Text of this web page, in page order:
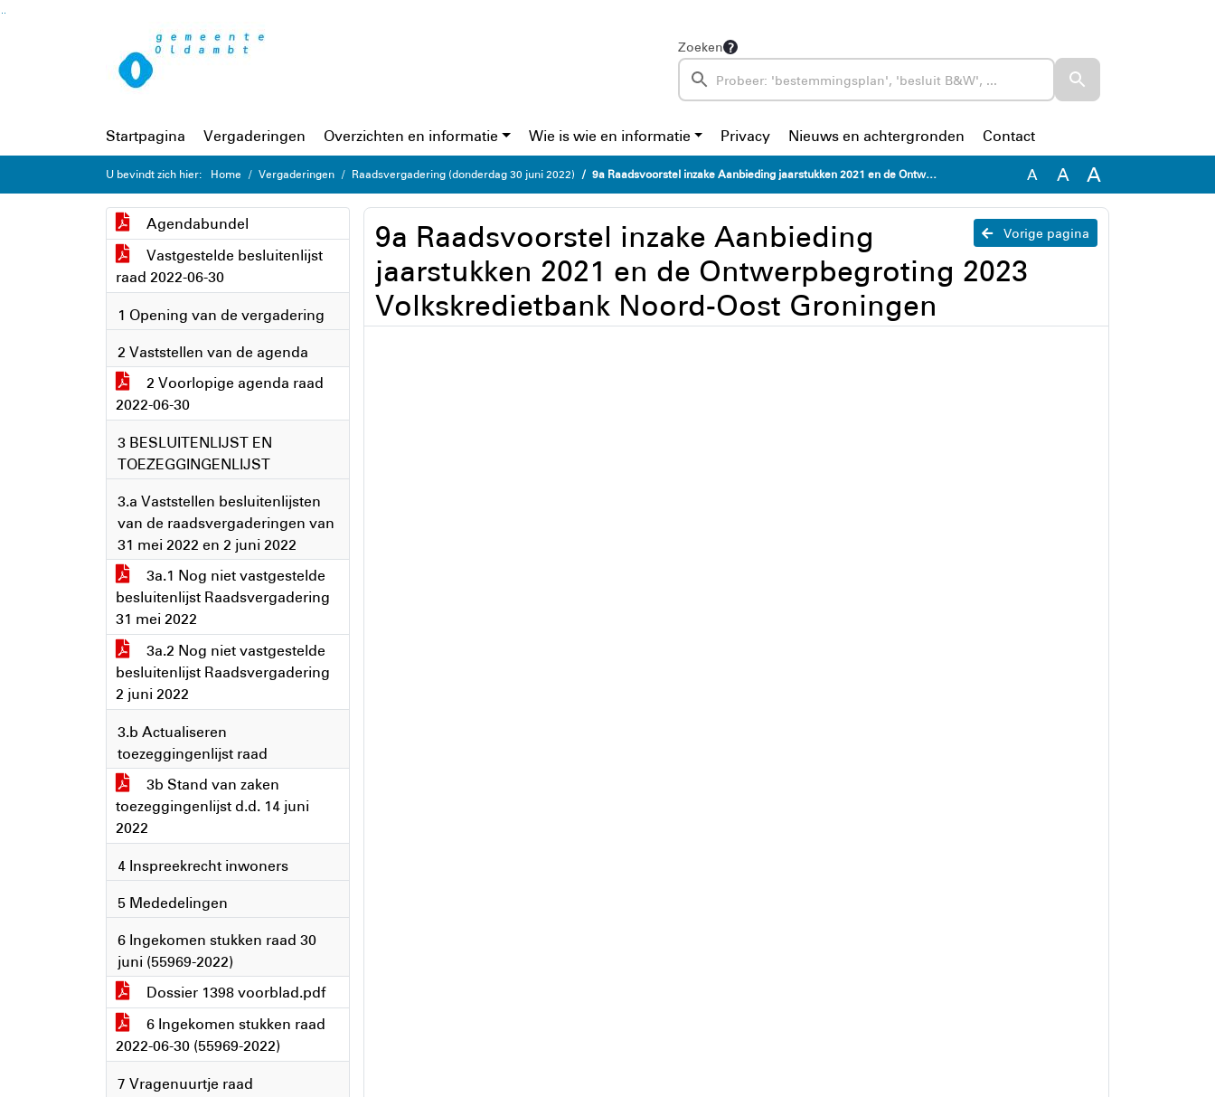
Zoeken
Startpagina Vergaderingen Overzichten en informatie Wie is wie en informatie Privacy Nieuws en achtergronden Contact
U bevindt zich hier: Home Vergaderingen Raadsvergadering (donderdag 30 juni 2022) 9a Raadsvoorstel inzake Aanbieding jaarstukken 2021 en de Ontwerpbegroting 2023 Volkskredietbank Noord-Oost Groningen A A A
Agendabundel
Vastgestelde besluitenlijst
raad 2022-06-30
1 Opening van de vergadering
2 Vaststellen van de agenda
2 Voorlopige agenda raad
2022-06-30
3 BESLUITENLIJST EN
TOEZEGGINGENLIJST
3.a Vaststellen besluitenlijsten
van de raadsvergaderingen van
31 mei 2022 en 2 juni 2022
3a.1 Nog niet vastgestelde
besluitenlijst Raadsvergadering
31 mei 2022
3a.2 Nog niet vastgestelde
besluitenlijst Raadsvergadering
2 juni 2022
3.b Actualiseren
toezeggingenlijst raad
3b Stand van zaken
toezeggingenlijst d.d. 14 juni
2022
4 Inspreekrecht inwoners
5 Mededelingen
6 Ingekomen stukken raad 30
juni (55969-2022)
Dossier 1398 voorblad.pdf
6 Ingekomen stukken raad
2022-06-30 (55969-2022)
7 Vragenuurtje raad
Vorige pagina
9a Raadsvoorstel inzake Aanbieding
jaarstukken 2021 en de Ontwerpbegroting 2023
Volkskredietbank Noord-Oost Groningen